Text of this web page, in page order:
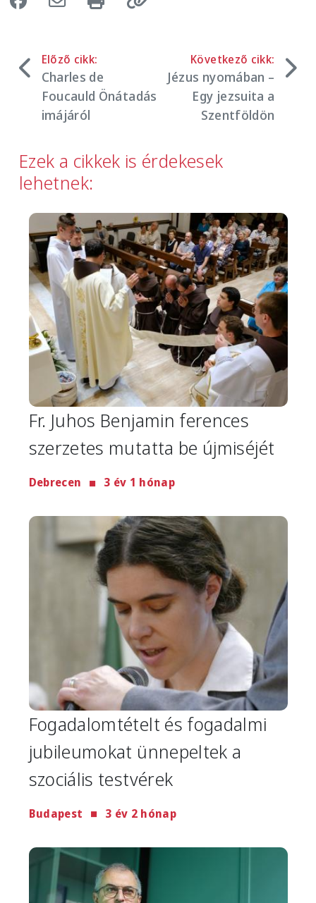
Előző cikk:
Charles de
Foucauld Önátadás
imájáról
Következő cikk:
Jézus nyomában –
Egy jezsuita a
Szentföldön
Ezek a cikkek is érdekesek
lehetnek:
Image
Fr. Juhos Benjamin ferences
szerzetes mutatta be újmiséjét
Debrecen 3 év 1 hónap
Image
Fogadalomtételt és fogadalmi
jubileumokat ünnepeltek a
szociális testvérek
Budapest 3 év 2 hónap
Image